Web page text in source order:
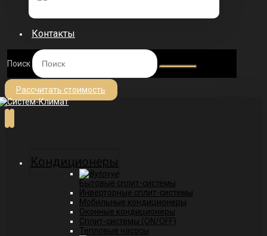
Контакты
Поиск
Рассчитать стоимость
Кондиционеры
Бытовые сплит-системы
Инверторные сплит-системы
Мобильные кондиционеры
Оконные кондиционеры
Сплит-системы (ON/OFF)
Тепловые насосы